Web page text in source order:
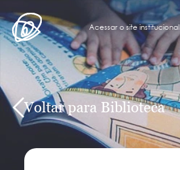
Acessar o site institucional
Voltar para Biblioteca